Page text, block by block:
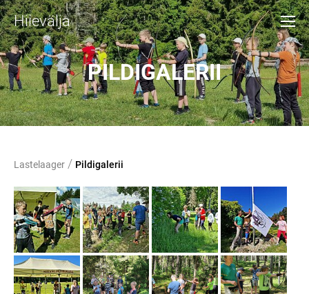
Hiievälja
PILDIGALERII
Lastelaager / Pildigalerii